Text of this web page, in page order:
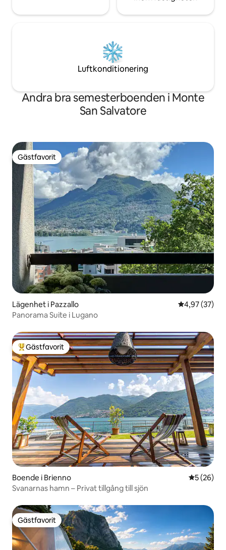
Luftkonditionering
Andra bra semesterboenden i Monte
San Salvatore
Gästfavorit
Gästfavorit
Lägenhet i Pazzallo 4,97 av 5 i
4,97 (37)
Panorama Suite i Lugano
Populär gästfavorit
Gästfavorit
Boende i Brienno 5 av 5 i
5 (26)
Svanarnas hamn – Privat tillgång till sjön
Gästfavorit
Gästfavorit